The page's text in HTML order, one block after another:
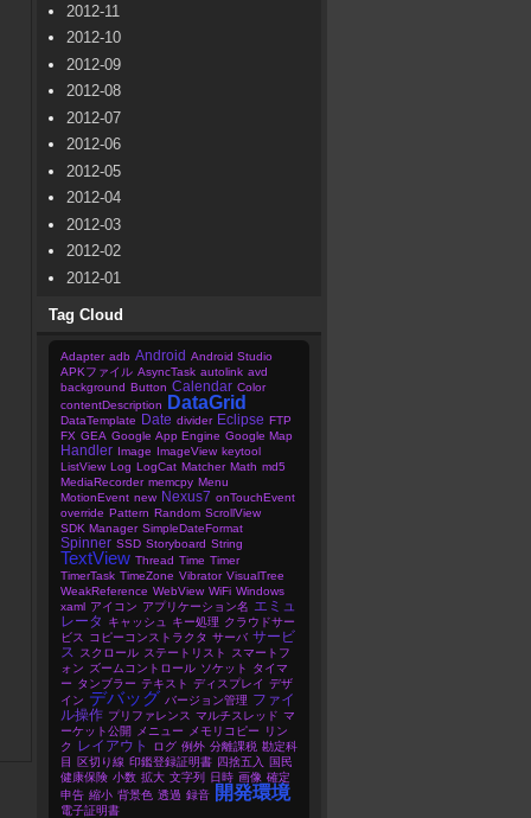
2012-11
2012-10
2012-09
2012-08
2012-07
2012-06
2012-05
2012-04
2012-03
2012-02
2012-01
Tag Cloud
Adapter adb Android Android Studio
APKファイル AsyncTask autolink avd
background Button Calendar Color
contentDescription
DataGrid
DataTemplate Date divider Eclipse FTP
FX GEA Google App Engine Google Map
Handler Image ImageView keytool
ListView Log LogCat Matcher Math md5
MediaRecorder memcpy Menu
MotionEvent new Nexus7 onTouchEvent
override Pattern Random ScrollView
SDK Manager SimpleDateFormat
Spinner SSD Storyboard String
TextView Thread Time Timer
TimerTask TimeZone Vibrator VisualTree
WeakReference WebView WiFi Windows
xaml アイコン アプリケーション名 エミュ
レータ
キャッシュ キー処理 クラウドサー
ビス
コピーコンストラクタ サーバ サービ
ス
スクロール ステートリスト
スマートフ
ォン ズームコントロール ソケット
タイマ
ー タンブラー テキスト ディスプレイ デザ
イン デバッグ バージョン管理 ファイ
ル操作 プリファレンス マルチスレッド マ
ーケット公開
メニュー メモリコピー
リン
ク
レイアウト ログ 例外 分離課税 勘定科
目
区切り線 印鑑登録証明書 四捨五入
国民
健康保険 小数 拡大 文字列 日時 画像 確定
申告 縮小 背景色 透過 録音 開発環境
電子証明書